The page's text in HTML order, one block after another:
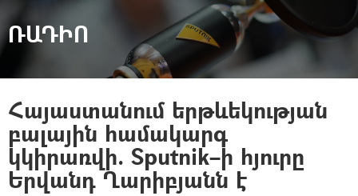
ՌԱԴԻՈ
Հայաստանում երթևեկության
բալային համակարգ
կկիրառվի. Sputnik–ի հյուրը
Երվանդ Ղարիբյանն է